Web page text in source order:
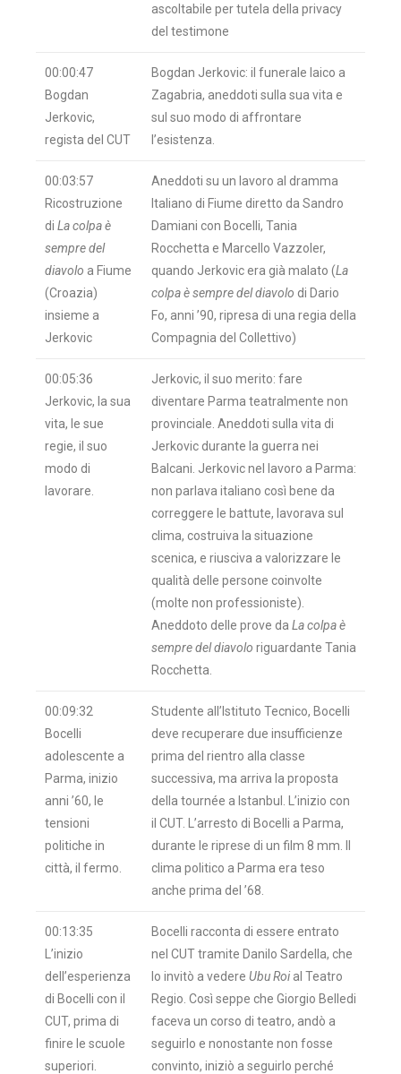
ascoltabile per tutela della privacy
del testimone
00:00:47
Bogdan
Jerkovic,
regista del CUT
Bogdan Jerkovic: il funerale laico a
Zagabria, aneddoti sulla sua vita e
sul suo modo di affrontare
l’esistenza.
00:03:57
Ricostruzione
di La colpa è
sempre del
diavolo a Fiume
(Croazia)
insieme a
Jerkovic
Aneddoti su un lavoro al dramma
Italiano di Fiume diretto da Sandro
Damiani con Bocelli, Tania
Rocchetta e Marcello Vazzoler,
quando Jerkovic era già malato (La
colpa è sempre del diavolo di Dario
Fo, anni ’90, ripresa di una regia della
Compagnia del Collettivo)
00:05:36
Jerkovic, la sua
vita, le sue
regie, il suo
modo di
lavorare.
Jerkovic, il suo merito: fare
diventare Parma teatralmente non
provinciale. Aneddoti sulla vita di
Jerkovic durante la guerra nei
Balcani. Jerkovic nel lavoro a Parma:
non parlava italiano così bene da
correggere le battute, lavorava sul
clima, costruiva la situazione
scenica, e riusciva a valorizzare le
qualità delle persone coinvolte
(molte non professioniste).
Aneddoto delle prove da La colpa è
sempre del diavolo riguardante Tania
Rocchetta.
00:09:32
Bocelli
adolescente a
Parma, inizio
anni ’60, le
tensioni
politiche in
città, il fermo.
Studente all’Istituto Tecnico, Bocelli
deve recuperare due insufficienze
prima del rientro alla classe
successiva, ma arriva la proposta
della tournée a Istanbul. L’inizio con
il CUT. L’arresto di Bocelli a Parma,
durante le riprese di un film 8 mm. Il
clima politico a Parma era teso
anche prima del ’68.
00:13:35
L’inizio
dell’esperienza
di Bocelli con il
CUT, prima di
finire le scuole
superiori.
Bocelli racconta di essere entrato
nel CUT tramite Danilo Sardella, che
lo invitò a vedere Ubu Roi al Teatro
Regio. Così seppe che Giorgio Belledi
faceva un corso di teatro, andò a
seguirlo e nonostante non fosse
convinto, iniziò a seguirlo perché